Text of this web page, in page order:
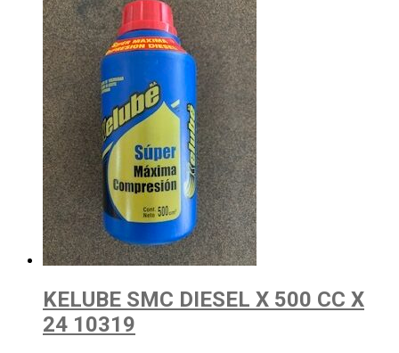
KELUBE SMC DIESEL X 500 CC X
24 10319